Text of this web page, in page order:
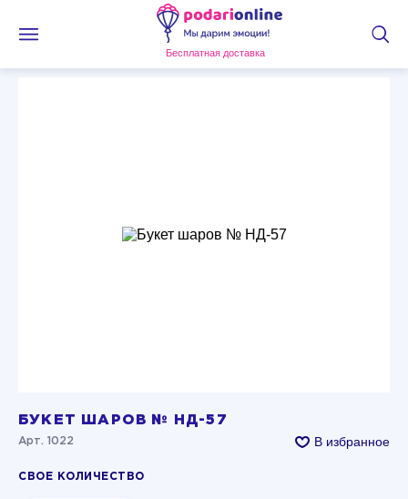
Бесплатная доставка
БУКЕТ ШАРОВ № НД-57
Арт. 1022 В избранное
СВОЕ КОЛИЧЕСТВО